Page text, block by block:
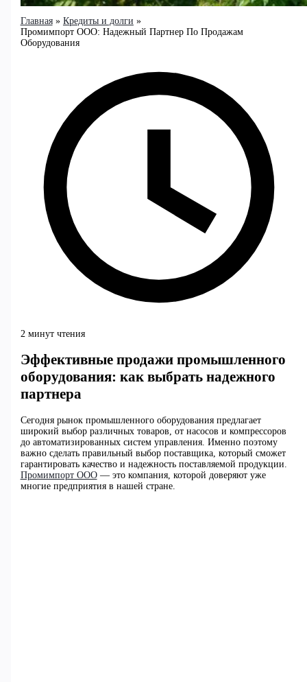
Главная
Кредиты и долги
Промимпорт ООО: Надежный Партнер По Продажам
Оборудования
2 минут чтения
Эффективные продажи промышленного
оборудования: как выбрать надежного
партнера
Сегодня рынок промышленного оборудования предлагает
широкий выбор различных товаров, от насосов и компрессоров
до автоматизированных систем управления. Именно поэтому
важно сделать правильный выбор поставщика, который сможет
гарантировать качество и надежность поставляемой продукции.
Промимпорт ООО— это компания, которой доверяют уже
многие предприятия в нашей стране.